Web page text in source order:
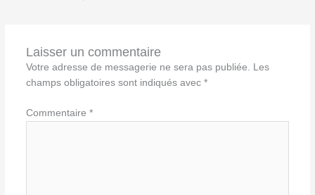
Laisser un commentaire
Votre adresse de messagerie ne sera pas publiée. Les
champs obligatoires sont indiqués avec *
Commentaire *